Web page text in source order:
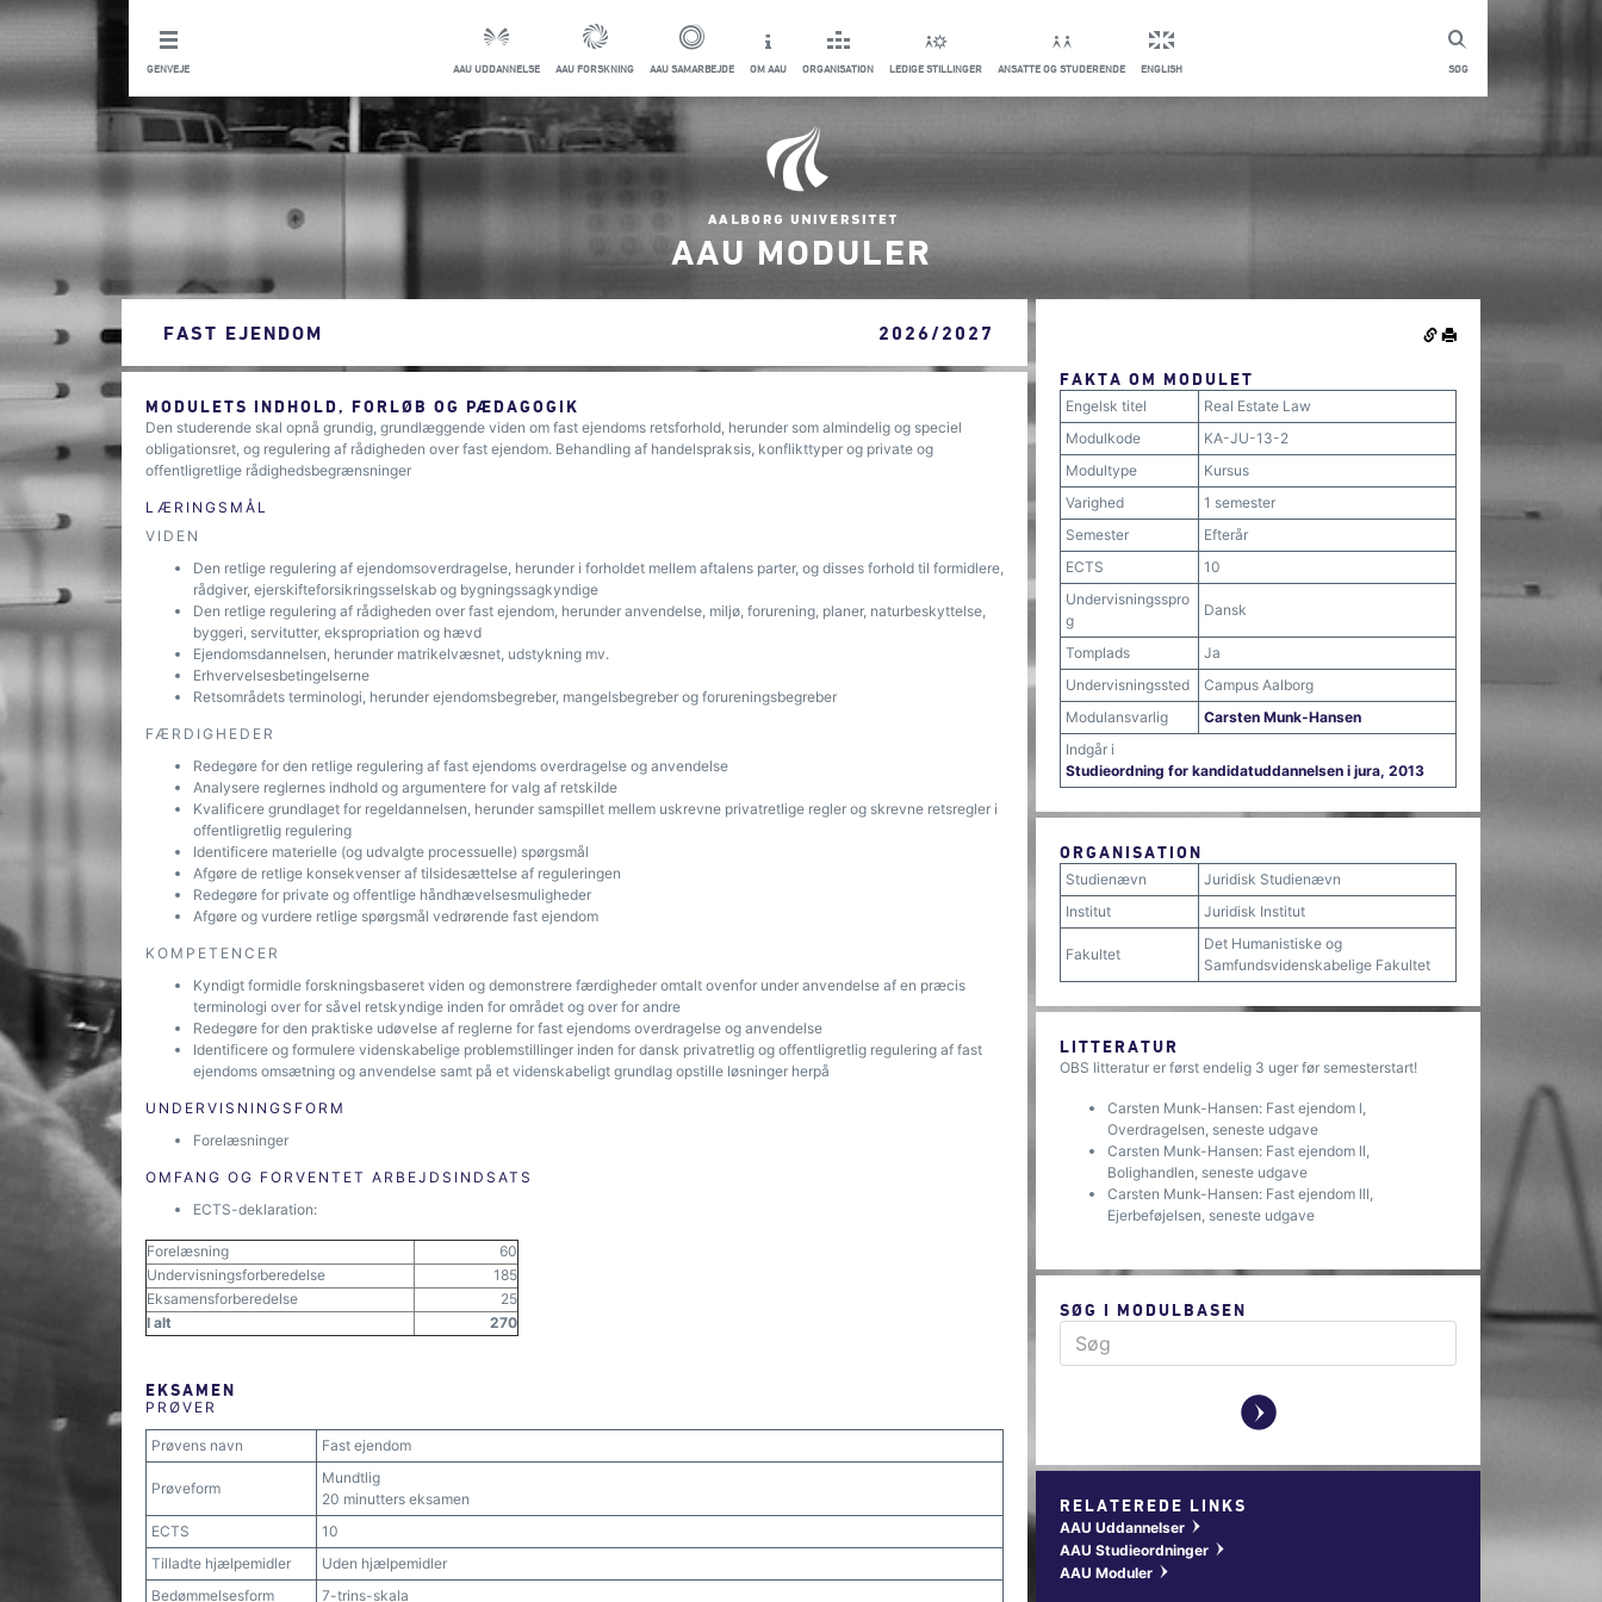
SØG
GENVEJE AAU UDDANNELSE AAU FORSKNING AAU SAMARBEJDE OM AAU ORGANISATION LEDIGE STILLINGER ANSATTE OG STUDERENDE ENGLISH
AAU MODULER
FAST EJENDOM 2026/2027
MODULETS INDHOLD, FORLØB OG PÆDAGOGIK
Den studerende skal opnå grundig, grundlæggende viden om fast ejendoms retsforhold, herunder som almindelig og speciel
obligationsret, og regulering af rådigheden over fast ejendom. Behandling af handelspraksis, konflikttyper og private og
offentligretlige rådighedsbegrænsninger
LÆRINGSMÅL
VIDEN
Den retlige regulering af ejendomsoverdragelse, herunder i forholdet mellem aftalens parter, og disses forhold til formidlere,
rådgiver, ejerskifteforsikringsselskab og bygningssagkyndige
Den retlige regulering af rådigheden over fast ejendom, herunder anvendelse, miljø, forurening, planer, naturbeskyttelse,
byggeri, servitutter, ekspropriation og hævd
Ejendomsdannelsen, herunder matrikelvæsnet, udstykning mv.
Erhvervelsesbetingelserne
Retsområdets terminologi, herunder ejendomsbegreber, mangelsbegreber og forureningsbegreber
FÆRDIGHEDER
Redegøre for den retlige regulering af fast ejendoms overdragelse og anvendelse
Analysere reglernes indhold og argumentere for valg af retskilde
Kvalificere grundlaget for regeldannelsen, herunder samspillet mellem uskrevne privatretlige regler og skrevne retsregler i
offentligretlig regulering
Identificere materielle (og udvalgte processuelle) spørgsmål
Afgøre de retlige konsekvenser af tilsidesættelse af reguleringen
Redegøre for private og offentlige håndhævelsesmuligheder
Afgøre og vurdere retlige spørgsmål vedrørende fast ejendom
KOMPETENCER
Kyndigt formidle forskningsbaseret viden og demonstrere færdigheder omtalt ovenfor under anvendelse af en præcis
terminologi over for såvel retskyndige inden for området og over for andre
Redegøre for den praktiske udøvelse af reglerne for fast ejendoms overdragelse og anvendelse
Identificere og formulere videnskabelige problemstillinger inden for dansk privatretlig og offentligretlig regulering af fast
ejendoms omsætning og anvendelse samt på et videnskabeligt grundlag opstille løsninger herpå
UNDERVISNINGSFORM
Forelæsninger
OMFANG OG FORVENTET ARBEJDSINDSATS
ECTS-deklaration:
Forelæsning
60
Undervisningsforberedelse
185
Eksamensforberedelse
25
I alt
270
EKSAMEN
PRØVER
Prøvens navn Fast ejendom
Prøveform
Mundtlig
20 minutters eksamen
ECTS
10
Tilladte hjælpemidler
Uden hjælpemidler
Bedømmelsesform
7-trins-skala
FAKTA OM MODULET
Engelsk titel
Real Estate Law
Modulkode
KA-JU-13-2
Modultype
Kursus
Varighed
1 semester
Semester
Efterår
ECTS
10
Undervisningsspro
g
Dansk
Tomplads
Ja
Undervisningssted
Campus Aalborg
Modulansvarlig
Carsten Munk-Hansen
Indgår i
Studieordning for kandidatuddannelsen i jura, 2013
ORGANISATION
Studienævn
Juridisk Studienævn
Institut
Juridisk Institut
Fakultet
Det Humanistiske og
Samfundsvidenskabelige Fakultet
LITTERATUR
OBS litteratur er først endelig 3 uger før semesterstart!
Carsten Munk-Hansen: Fast ejendom l,
Overdragelsen, seneste udgave
Carsten Munk-Hansen: Fast ejendom ll,
Bolighandlen, seneste udgave
Carsten Munk-Hansen: Fast ejendom lll,
Ejerbeføjelsen, seneste udgave
SØG I MODULBASEN
y
RELATEREDE LINKS
AAU Uddannelser w
AAU Studieordninger w
AAU Moduler w